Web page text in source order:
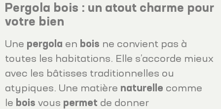
Pergola bois : un atout charme pour
votre bien
Une pergola en bois ne convient pas à
toutes les habitations. Elle s’accorde mieux
avec les bâtisses traditionnelles ou
atypiques. Une matière naturelle comme
le bois vous permet de donner